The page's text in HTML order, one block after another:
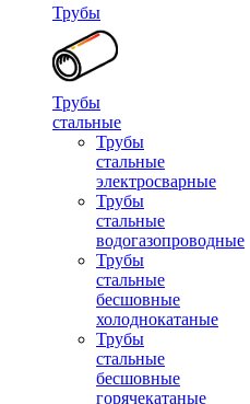
Трубы
Трубы
стальные
Трубы
стальные
электросварные
Трубы
стальные
водогазопроводные
Трубы
стальные
бесшовные
холоднокатаные
Трубы
стальные
бесшовные
горячекатаные